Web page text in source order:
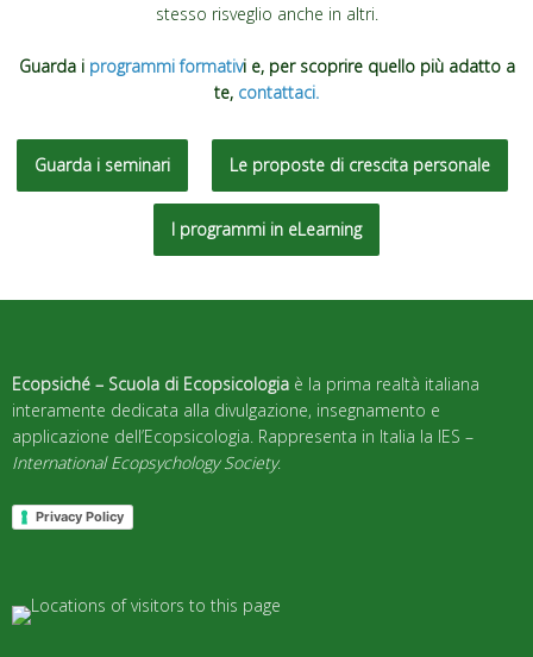
stesso risveglio anche in altri.
Guarda iprogrammi formativi e, per scoprire quello più adatto a
te, contattaci.
Guarda i seminari Le proposte di crescita personale
I programmi in eLearning
Ecopsiché – Scuola di Ecopsicologia è la prima realtà italiana
interamente dedicata alla divulgazione, insegnamento e
applicazione dell’Ecopsicologia. Rappresenta in Italia la IES –
International Ecopsychology Society.
Privacy Policy